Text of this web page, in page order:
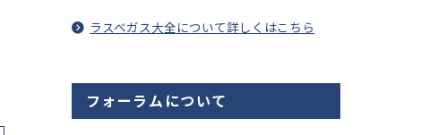
ラスベガス大全について詳しくはこちら
フォーラムについて